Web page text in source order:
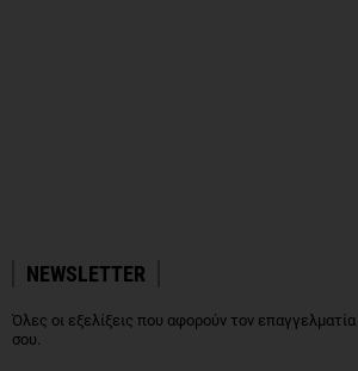
NEWSLETTER
Όλες οι εξελίξεις που αφορούν τον επαγγελματία
σου.